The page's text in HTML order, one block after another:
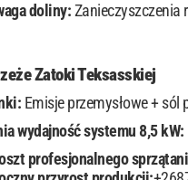
doliny:Zanieczyszczenia
Zatoki Teksasskiej
Emisje przemysłowe +
wydajność systemu 8,5 kW:
profesjonalnego